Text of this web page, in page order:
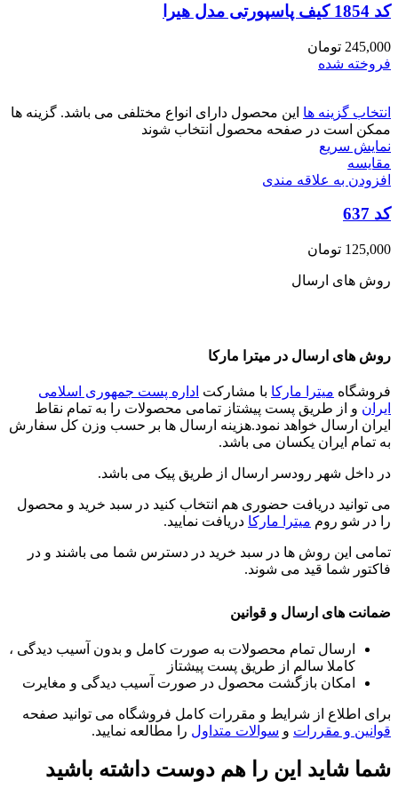
کد 1854 کیف پاسپورتی مدل هیرا
245,000 تومان
فروخته شده
انتخاب گزینه ها این محصول دارای انواع مختلفی می باشد. گزینه ها
ممکن است در صفحه محصول انتخاب شوند
نمایش سریع
مقايسه
افزودن به علاقه مندی
کد 637
125,000 تومان
روش های ارسال
روش های ارسال در میترا مارکا
فروشگاه میترا مارکا با مشارکت اداره پست جمهوری اسلامی
ایران و از طریق پست پیشتاز تمامی محصولات را به تمام نقاط
ایران ارسال خواهد نمود.هزینه ارسال ها بر حسب وزن کل سفارش
به تمام ایران یکسان می باشد.
در داخل شهر رودسر ارسال از طریق پیک می باشد.
می توانید دریافت حضوری هم انتخاب کنید در سبد خرید و محصول
را در شو روم میترا مارکا دریافت نمایید.
تمامی این روش ها در سبد خرید در دسترس شما می باشند و در
فاکتور شما قید می شوند.
ضمانت های ارسال و قوانین
ارسال تمام محصولات به صورت کامل و بدون آسیب دیدگی ،
کاملا سالم از طریق پست پیشتاز
امکان بازگشت محصول در صورت آسیب دیدگی و مغایرت
برای اطلاع از شرایط و مقررات کامل فروشگاه می توانید صفحه
قوانین و مقررات و سوالات متداول را مطالعه نمایید.
شما شاید این را هم دوست داشته باشید